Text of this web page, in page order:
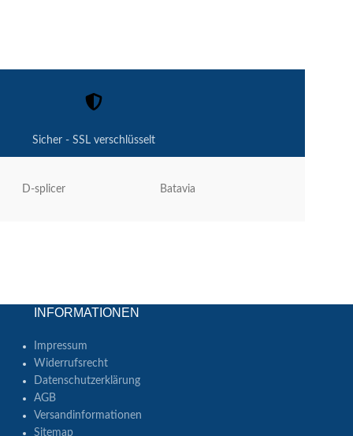
Sicher - SSL verschlüsselt
D-splicer Batavia
INFORMATIONEN
Impressum
Widerrufsrecht
Datenschutzerklärung
AGB
Versandinformationen
Sitemap